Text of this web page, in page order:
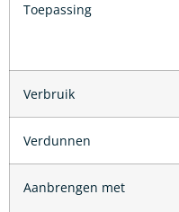
Toepassing
Verbruik
Verdunnen
Aanbrengen met